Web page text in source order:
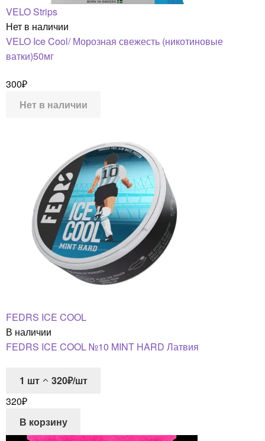
VELO Strips
Нет в наличии
VELO Ice Cool/ Морозная свежесть (никотиновые
ватки)50мг
300₽
Нет в наличии
FEDRS ICE COOL
В наличии
FEDRS ICE COOL №10 MINT HARD Латвия
1 шт
320₽/шт
320₽
В корзину